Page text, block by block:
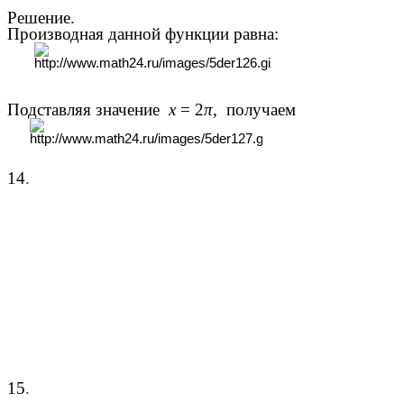
Решение.
Производная данной функции равна:
Подставляя значение x = 2π, получаем
14.
15.